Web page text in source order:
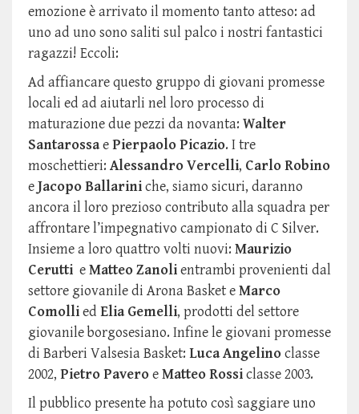
emozione è arrivato il momento tanto atteso: ad
uno ad uno sono saliti sul palco i nostri fantastici
ragazzi! Eccoli:
Ad affiancare questo gruppo di giovani promesse
locali ed ad aiutarli nel loro processo di
maturazione due pezzi da novanta: Walter
SantarossaePierpaolo Picazio. I tre
moschettieri: Alessandro Vercelli, Carlo Robino
eJacopo Ballariniche, siamo sicuri, daranno
ancora il loro prezioso contributo alla squadra per
affrontare l’impegnativo campionato di C Silver.
Insieme a loro quattro volti nuovi: Maurizio
Cerutti eMatteo Zanolientrambi provenienti dal
settore giovanile di Arona Basket eMarco
Comollied Elia Gemelli, prodotti del settore
giovanile borgosesiano. Infine le giovani promesse
di Barberi Valsesia Basket: Luca Angelinoclasse
2002, Pietro PaveroeMatteo Rossiclasse 2003.
Il pubblico presente ha potuto così saggiare uno